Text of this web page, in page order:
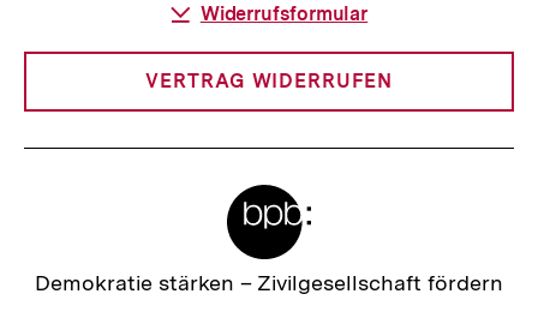
Download-
Widerrufsformular
VERTRAG WIDERRUFEN
Zur
Demokratie stärken – Zivilgesellschaft fördern